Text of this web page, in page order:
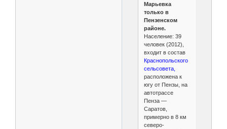
Марьевка
только в
Пензенском
районе.
Население: 39
человек (2012),
входит в состав
Краснопольского
сельсовета,
расположена к
югу от Пензы, на
автотрассе
Пенза —
Саратов,
примерно в 8 км
северо-